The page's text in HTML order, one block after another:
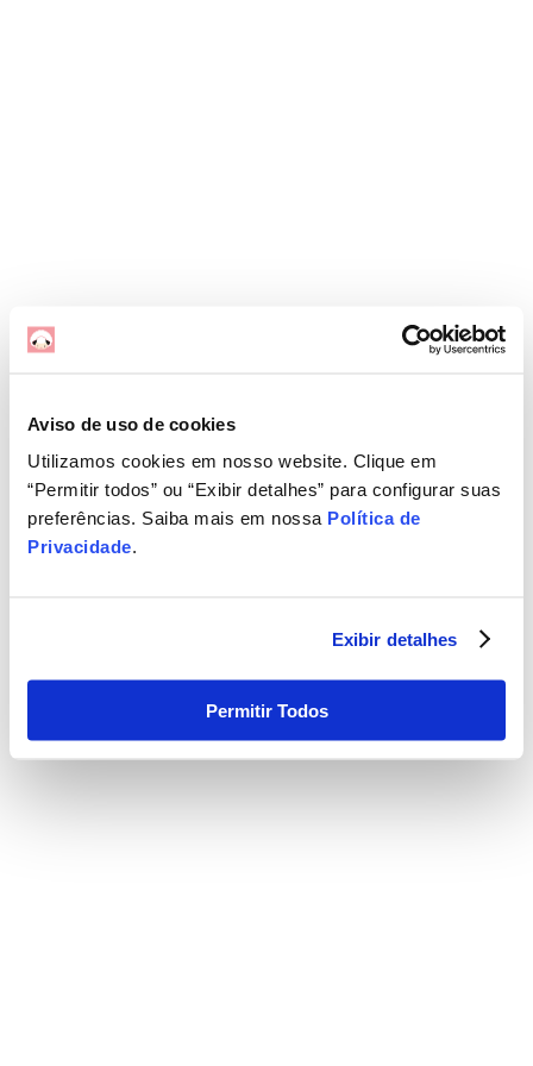
Aviso de uso de cookies
Utilizamos cookies em nosso website. Clique em
“Permitir todos” ou “Exibir detalhes” para configurar suas
preferências. Saiba mais em nossa Política de
Privacidade.
Exibir detalhes
Permitir Todos